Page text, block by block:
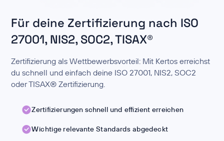
Für deine Zertifizierung nach ISO
27001, NIS2, SOC2, TISAX®
Zertifizierung als Wettbewerbsvorteil: Mit Kertos erreichst
du schnell und einfach deine ISO 27001, NIS2, SOC2
oder TISAX® Zertifizierung.
Zertifizierungen schnell und effizient erreichen
Wichtige relevante Standards abgedeckt